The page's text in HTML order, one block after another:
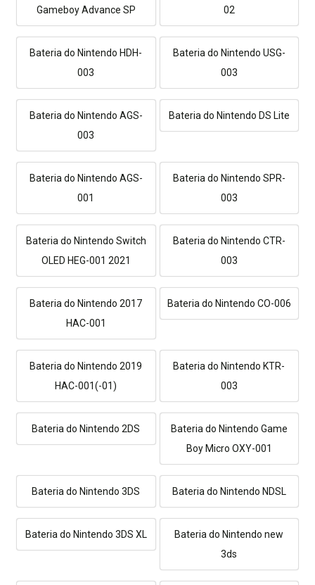
Gameboy Advance SP
02
Bateria do Nintendo HDH-
003
Bateria do Nintendo USG-
003
Bateria do Nintendo AGS-
003
Bateria do Nintendo DS Lite
Bateria do Nintendo AGS-
001
Bateria do Nintendo SPR-
003
Bateria do Nintendo Switch
OLED HEG-001 2021
Bateria do Nintendo CTR-
003
Bateria do Nintendo 2017
HAC-001
Bateria do Nintendo CO-006
Bateria do Nintendo 2019
HAC-001(-01)
Bateria do Nintendo KTR-
003
Bateria do Nintendo 2DS
Bateria do Nintendo Game
Boy Micro OXY-001
Bateria do Nintendo 3DS Bateria do Nintendo NDSL
Bateria do Nintendo 3DS XL
Bateria do Nintendo new
3ds